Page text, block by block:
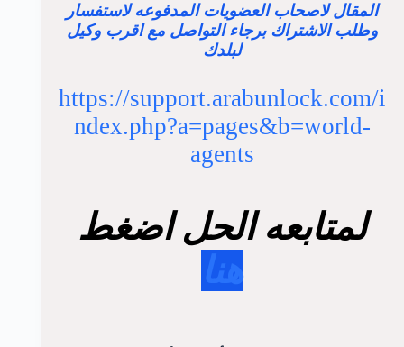
المقال لاصحاب العضويات المدفوعه لاستفسار
وطلب الاشتراك برجاء التواصل مع اقرب وكيل
لبلدك
https://support.arabunlock.com/i
ndex.php?a=pages&b=world-
agents
لمتابعه الحل اضغط
هنا